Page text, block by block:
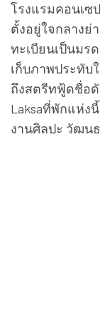
โรงแรมคอนเซ
ตั้งอยู่ใจกลางย่
ทะเบียนเป็นมร
เก็บภาพประทับ
ถึงสตรีทฟู้ดชื่อดั
Laksaที่พักแห่ง
งานศิลปะ วัฒน